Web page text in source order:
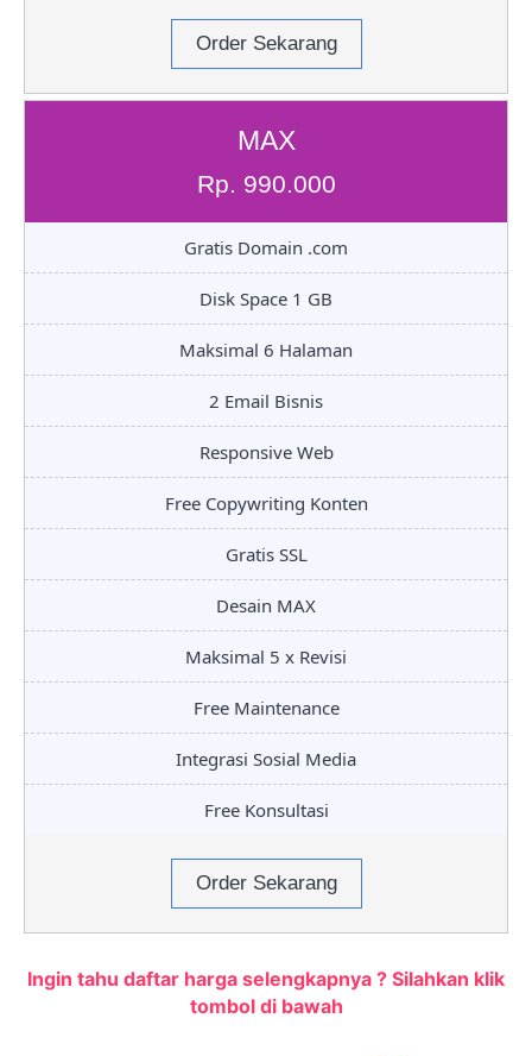
Order Sekarang
MAX
Rp. 990.000
Gratis Domain .com
Disk Space 1 GB
Maksimal 6 Halaman
2 Email Bisnis
Responsive Web
Free Copywriting Konten
Gratis SSL
Desain MAX
Maksimal 5 x Revisi
Free Maintenance
Integrasi Sosial Media
Free Konsultasi
Order Sekarang
Ingin tahu daftar harga selengkapnya ? Silahkan klik
tombol di bawah